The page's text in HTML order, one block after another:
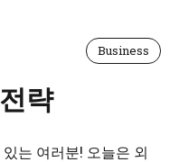
Business
략
는 여러분! 오늘은 외